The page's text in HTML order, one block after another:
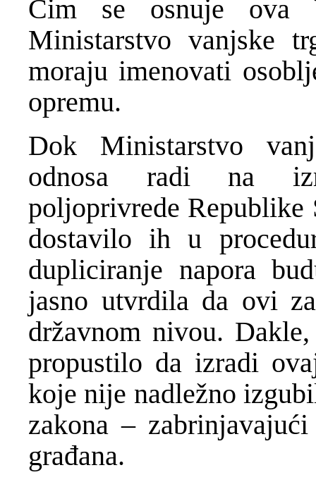
Čim se osnuje ova
Ministarstvo vanjske
moraju imenovati
opremu.
Dok Ministarstvo
odnosa radi na
poljoprivrede Republike
dostavilo ih u
dupliciranje napora
jasno utvrdila da ovi
državnom nivou.
propustilo da izradi
koje nije nadležno
zakona –
građana.